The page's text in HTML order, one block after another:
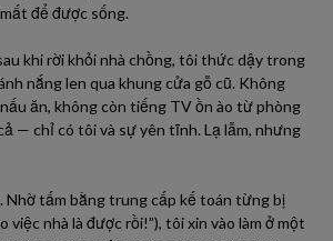
để được sống.
khi rời khỏi nhà chồng, tôi thức dậy trong
nắng len qua khung cửa gỗ cũ. Không
ăn, không còn tiếng TV ồn ào từ phòng
— chỉ có tôi và sự yên tĩnh. Lạ lẫm, nhưng
Nhờ tấm bằng trung cấp kế toán từng bị
việc nhà là được rồi!”), tôi xin vào làm ở một